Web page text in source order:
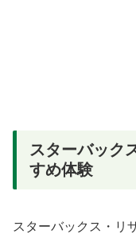
スターバック
すめ体験
スターバックス・リ